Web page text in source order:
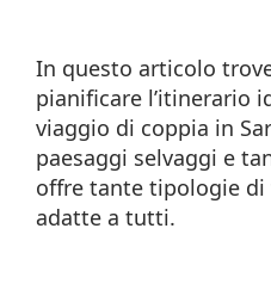
In questo articolo
pianificare l’itinerario
viaggio di coppia in
paesaggi selvaggi e
offre tante tipologie di
adatte a tutti.